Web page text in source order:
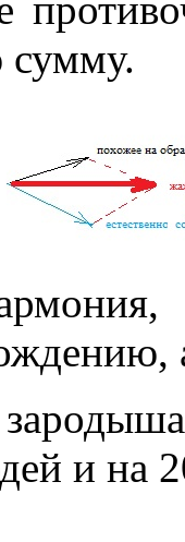
сумму.
и на